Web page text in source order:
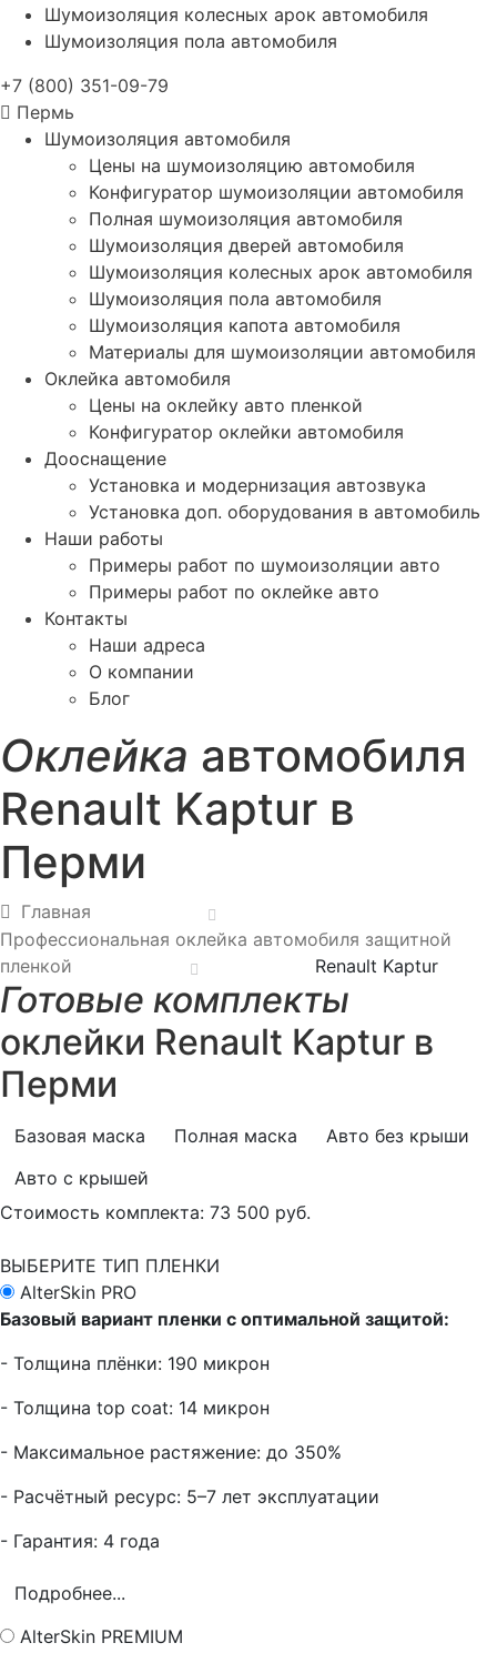
Шумоизоляция колесных арок автомобиля
Шумоизоляция пола автомобиля
+7 (800) 351-09-79
Пермь
Шумоизоляция автомобиля
Цены на шумоизоляцию автомобиля
Конфигуратор шумоизоляции автомобиля
Полная шумоизоляция автомобиля
Шумоизоляция дверей автомобиля
Шумоизоляция колесных арок автомобиля
Шумоизоляция пола автомобиля
Шумоизоляция капота автомобиля
Материалы для шумоизоляции автомобиля
Оклейка автомобиля
Цены на оклейку авто пленкой
Конфигуратор оклейки автомобиля
Дооснащение
Установка и модернизация автозвука
Установка доп. оборудования в автомобиль
Наши работы
Примеры работ по шумоизоляции авто
Примеры работ по оклейке авто
Контакты
Наши адреса
О компании
Блог
Оклейка автомобиля
Renault Kaptur в
Перми
Главная
Профессиональная оклейка автомобиля защитной
пленкой
Renault Kaptur
Готовые комплекты
оклейки Renault Kaptur в
Перми
Базовая маска Полная маска
Авто без крыши
Авто с крышей
Стоимость комплекта: 73 500 руб.
ВЫБЕРИТЕ ТИП ПЛЕНКИ
AlterSkin PRO
Базовый вариант пленки с оптимальной защитой:
- Толщина плёнки: 190 микрон
- Толщина top coat: 14 микрон
- Максимальное растяжение: до 350%
- Расчётный ресурс: 5–7 лет эксплуатации
- Гарантия: 4 года
Подробнее...
AlterSkin PREMIUM